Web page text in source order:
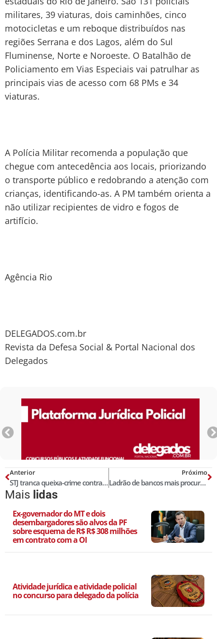
militares, 39 viaturas, dois caminhões, cinco
motocicletas e um reboque distribuídos nas
regiões Serrana e dos Lagos, além do Sul
Fluminense, Norte e Noroeste. O Batalhão de
Policiamento em Vias Especiais vai patrulhar as
principais vias de acesso com 68 PMs e 34
viaturas.
A Polícia Militar recomenda a população que
chegue com antecedência aos locais, priorizando
o transporte público e redobrando a atenção com
crianças, identificando-as. A PM também orienta a
não utilizar recipientes de vidro e fogos de
artifício.
Agência Rio
DELEGADOS.com.br
Revista da Defesa Social & Portal Nacional dos
Delegados
Anterior
STJ tranca queixa-crime contra autor de e-mail acidental
Próximo
Ladrão de bancos mais procurado de SP é preso no litoral norte
Mais lidas
Ex-governador do MT e dois
desembargadores são alvos da PF
sobre esquema de R$ R$ 308 milhões
em contrato com a OI
Atividade jurídica e atividade policial
no concurso para delegado da polícia